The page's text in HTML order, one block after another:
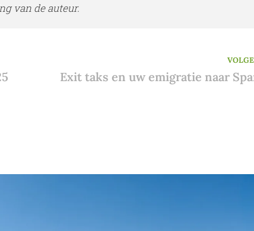
van de auteur.
Exit taks en uw emigratie naar